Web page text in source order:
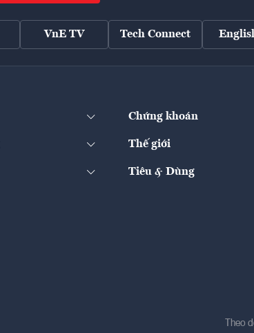
VnE TV Tech Connect
Chứng khoán
Thế giới
Tiêu & Dùng
Theo